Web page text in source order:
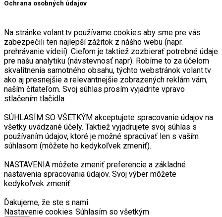
Ochrana osobných údajov
Na stránke volant.tv používame cookies aby sme pre vás
zabezpečili ten najlepší zážitok z nášho webu (napr.
prehrávanie videií). Cieľom je taktiež zozbierať potrebné údaje
pre našu analytiku (návstevnosť napr). Robíme to za účelom
skvalitnenia samotného obsahu, týchto webstránok volant.tv
ako aj presnejšie a relevantnejšie zobrazených reklám vám,
naším čitateľom. Svoj súhlas prosím vyjadrite vpravo
stlačením tlačidla:
SÚHLASÍM SO VŠETKÝM akceptujete spracovanie údajov na
všetky uvádzané účely. Taktiež vyjadrujete svoj súhlas s
používaním údajov, ktoré je možné spracúvať len s vaším
súhlasom (môžete ho kedykoľvek zmeniť).
NASTAVENIA môžete zmeniť preferencie a základné
nastavenia spracovania údajov. Svoj výber môžete
kedykoľvek zmeniť.
Ďakujeme, že ste s nami.
Nastavenie cookies Súhlasím so všetkým